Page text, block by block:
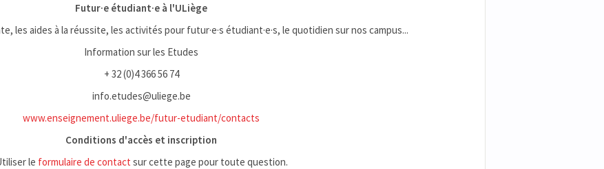
Futur·e étudiant·e à l'ULiège
les aides à la réussite, les activités pour futur·e·s étudiant·e·s, le quotidien sur nos campus...
Information sur les Etudes
+ 32 (0)4 366 56 74
info.etudes@uliege.be
www.enseignement.uliege.be/futur-etudiant/contacts
Conditions d'accès et inscription
le formulaire de contact sur cette page pour toute question.